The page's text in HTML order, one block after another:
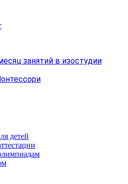
занятий в изостудии
детей